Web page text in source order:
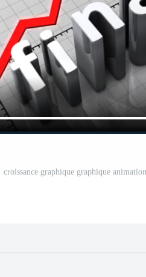
croissance graphique graphique